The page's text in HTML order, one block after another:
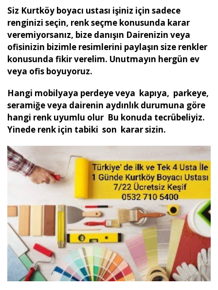
Siz Kurtköy boyacı ustası işiniz için sadece
renginizi seçin, renk seçme konusunda karar
veremiyorsanız, bize danışın Dairenizin veya
ofisinizin bizimle resimlerini paylaşın size renkler
konusunda fikir verelim. Unutmayın hergün ev
veya ofis boyuyoruz.
Hangi mobilyaya perdeye veya kapıya, parkeye,
seramiğe veya dairenin aydınlık durumuna göre
hangi renk uyumlu olur Bu konuda tecrübeliyiz.
Yinede renk için tabiki son karar sizin.